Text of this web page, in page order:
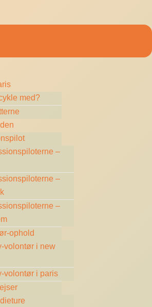
med?
–
–
–
ophold
volontør i new
volontør i paris